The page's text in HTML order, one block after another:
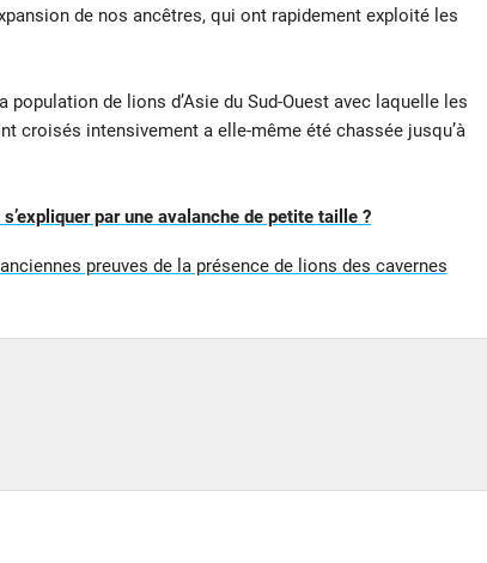
de nos ancêtres, qui ont rapidement exploité les
de lions d’Asie du Sud-Ouest avec laquelle les
croisés intensivement a elle-même été chassée jusqu’à
par une avalanche de petite taille ?
preuves de la présence de lions des cavernes